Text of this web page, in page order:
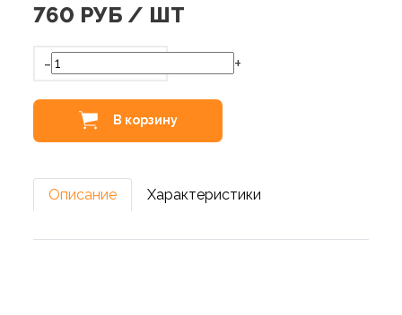
760 РУБ / ШТ
- +
В корзину
Описание Характеристики